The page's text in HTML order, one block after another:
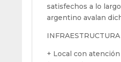
satisfechos a lo
argentino avalan
INFRAESTRUCTURA
+ Local con